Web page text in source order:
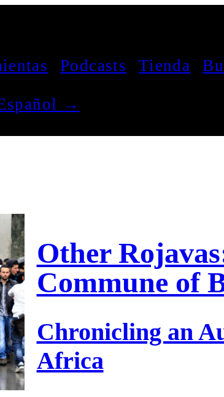
Podcasts Tienda
→
Other
Commune of
Chronicling an
Africa